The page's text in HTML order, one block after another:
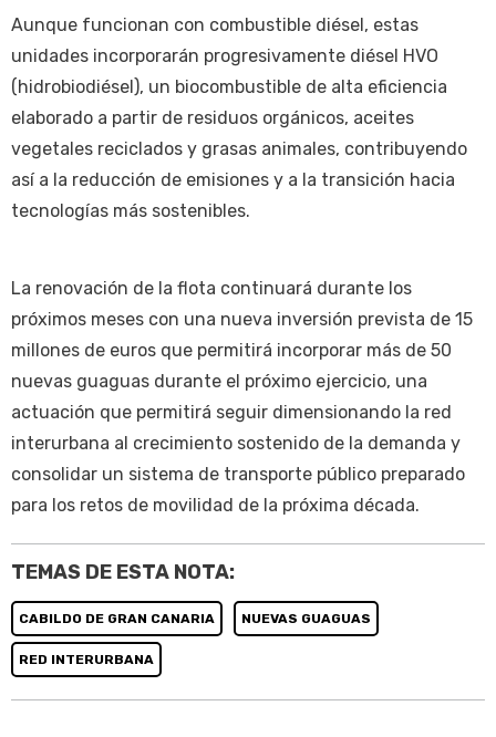
Aunque funcionan con combustible diésel, estas
unidades incorporarán progresivamente diésel HVO
(hidrobiodiésel), un biocombustible de alta eficiencia
elaborado a partir de residuos orgánicos, aceites
vegetales reciclados y grasas animales, contribuyendo
así a la reducción de emisiones y a la transición hacia
tecnologías más sostenibles.
La renovación de la flota continuará durante los
próximos meses con una nueva inversión prevista de 15
millones de euros que permitirá incorporar más de 50
nuevas guaguas durante el próximo ejercicio, una
actuación que permitirá seguir dimensionando la red
interurbana al crecimiento sostenido de la demanda y
consolidar un sistema de transporte público preparado
para los retos de movilidad de la próxima década.
TEMAS DE ESTA NOTA:
CABILDO DE GRAN CANARIA NUEVAS GUAGUAS
RED INTERURBANA